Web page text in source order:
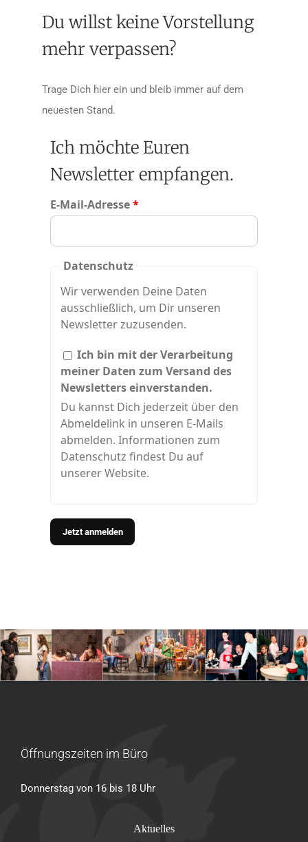
Du willst keine Vorstellung
mehr verpassen?
Trage Dich hier ein und bleib immer auf dem
neuesten Stand.
Ich möchte Euren
Newsletter empfangen.
E-Mail-Adresse*
Datenschutz
Wir verwenden Deine Daten
ausschließlich, um Dir unseren
Newsletter zuzusenden.
Ich bin mit der Verarbeitung
meiner Daten zum Versand des
Newsletters einverstanden.
Du kannst Dich jederzeit über den
Abmeldelink in unseren E-Mails
abmelden. Informationen zum
Datenschutz findest Du auf
unserer Website.
Öffnungszeiten im Büro
Donnerstag von 16 bis 18 Uhr
Aktuelles